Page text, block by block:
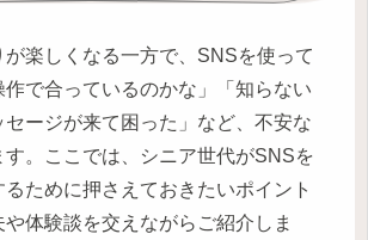
楽しくなる一方で、SNSを使って
作で合っているのかな」「知らない
セージが来て困った」など、不安な
す。ここでは、シニア世代がSNSを
ために押さえておきたいポイント
体験談を交えながらご紹介しま